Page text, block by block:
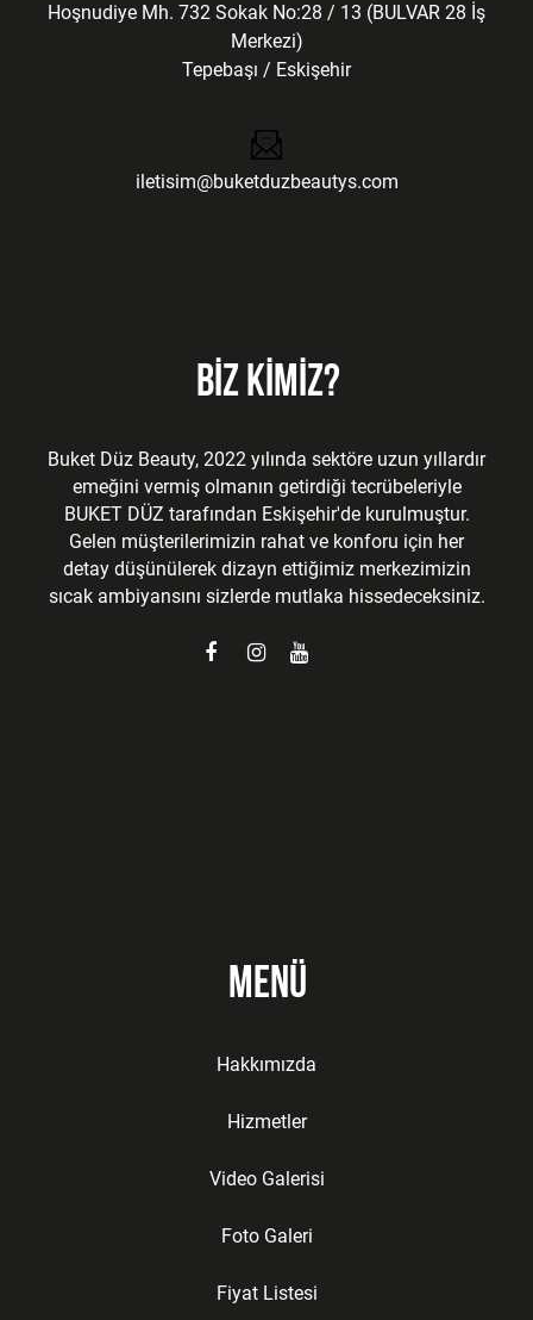
Hoşnudiye Mh. 732 Sokak No:28 / 13 (BULVAR 28 İş
Merkezi)
Tepebaşı / Eskişehir
iletisim@buketduzbeautys.com
BİZ KİMİZ?
Buket Düz Beauty, 2022 yılında sektöre uzun yıllardır
emeğini vermiş olmanın getirdiği tecrübeleriyle
BUKET DÜZ tarafından Eskişehir'de kurulmuştur.
Gelen müşterilerimizin rahat ve konforu için her
detay düşünülerek dizayn ettiğimiz merkezimizin
sıcak ambiyansını sizlerde mutlaka hissedeceksiniz.
Menü
Hakkımızda
Hizmetler
Video Galerisi
Foto Galeri
Fiyat Listesi